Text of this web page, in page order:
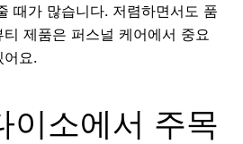
때가 많습니다. 저렴하면서도 품
제품은 퍼스널 케어에서 중요
요.
이소에서 주목